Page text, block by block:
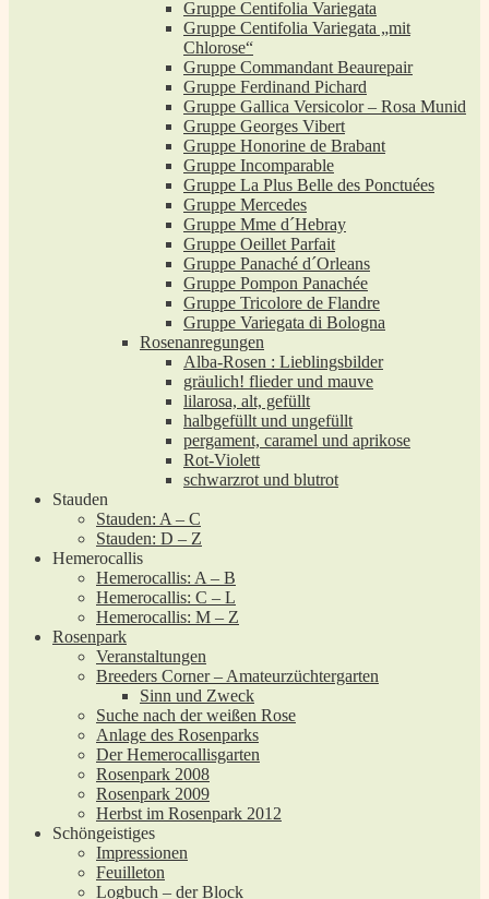
Gruppe Centifolia Variegata
Gruppe Centifolia Variegata „mit
Chlorose“
Gruppe Commandant Beaurepair
Gruppe Ferdinand Pichard
Gruppe Gallica Versicolor – Rosa Munid
Gruppe Georges Vibert
Gruppe Honorine de Brabant
Gruppe Incomparable
Gruppe La Plus Belle des Ponctuées
Gruppe Mercedes
Gruppe Mme d´Hebray
Gruppe Oeillet Parfait
Gruppe Panaché d´Orleans
Gruppe Pompon Panachée
Gruppe Tricolore de Flandre
Gruppe Variegata di Bologna
Rosenanregungen
Alba-Rosen : Lieblingsbilder
gräulich! flieder und mauve
lilarosa, alt, gefüllt
halbgefüllt und ungefüllt
pergament, caramel und aprikose
Rot-Violett
schwarzrot und blutrot
Stauden
Stauden: A – C
Stauden: D – Z
Hemerocallis
Hemerocallis: A – B
Hemerocallis: C – L
Hemerocallis: M – Z
Rosenpark
Veranstaltungen
Breeders Corner – Amateurzüchtergarten
Sinn und Zweck
Suche nach der weißen Rose
Anlage des Rosenparks
Der Hemerocallisgarten
Rosenpark 2008
Rosenpark 2009
Herbst im Rosenpark 2012
Schöngeistiges
Impressionen
Feuilleton
Logbuch – der Block